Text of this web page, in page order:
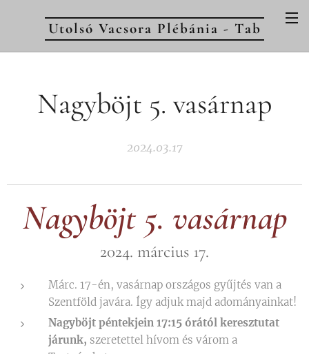
Utolsó Vacsora Plébánia - Tab
Nagyböjt 5. vasárnap
2024.03.17
Nagyböjt 5. vasárnap
2024. március 17.
Márc. 17-én, vasárnap országos gyűjtés van a
Szentföld javára. Így adjuk majd adományainkat!
Nagyböjt péntekjein 17:15 órától keresztutat
járunk, szeretettel hívom és várom a